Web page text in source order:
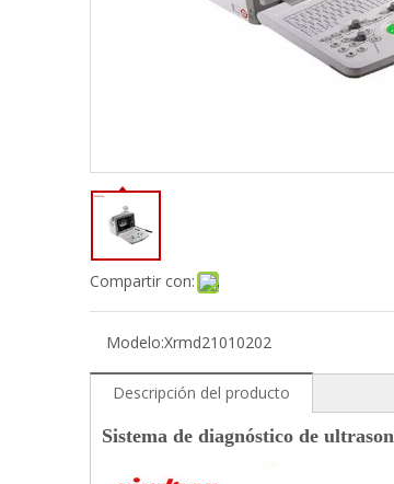
Compartir con:
Modelo:Xrmd21010202
Descripción del producto
Sistema de diagnóstico de